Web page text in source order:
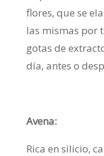
flores, que se
las mismas por
gotas de
día, antes o
Avena:
Rica en silicio,